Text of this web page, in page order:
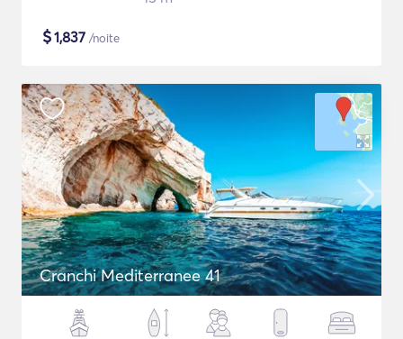
$1,837 /noite
Cranchi Mediterranee 41